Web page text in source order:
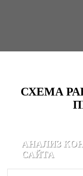
СХЕМА
АНАЛИЗ
САЙТА